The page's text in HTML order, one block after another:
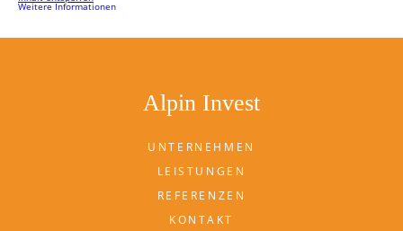
Weitere Informationen
Alpin Invest
UNTERNEHMEN
LEISTUNGEN
REFERENZEN
KONTAKT